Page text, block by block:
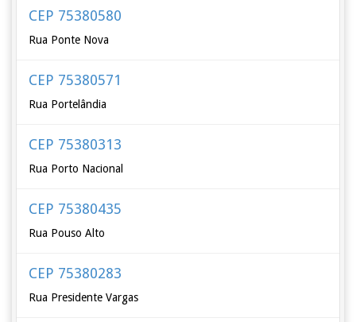
CEP 75380580
Rua Ponte Nova
CEP 75380571
Rua Portelândia
CEP 75380313
Rua Porto Nacional
CEP 75380435
Rua Pouso Alto
CEP 75380283
Rua Presidente Vargas